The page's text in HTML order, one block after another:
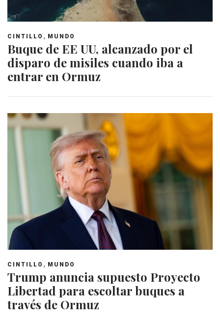
CINTILLO , MUNDO
Buque de EE UU, alcanzado por el
disparo de misiles cuando iba a
entrar en Ormuz
CINTILLO , MUNDO
Trump anuncia supuesto Proyecto
Libertad para escoltar buques a
través de Ormuz